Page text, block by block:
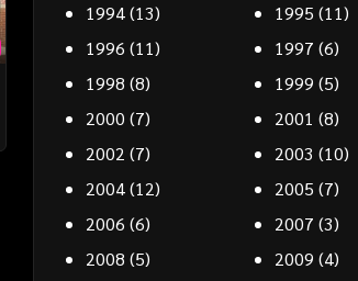
1994(13) 1995 (11)
1996 (11) 1997 (6)
1998 (8) 1999 (5)
2000 (7) 2001 (8)
2002 (7) 2003 (10)
2004(12) 2005 (7)
2006 (6) 2007 (3)
2008 (5) 2009 (4)